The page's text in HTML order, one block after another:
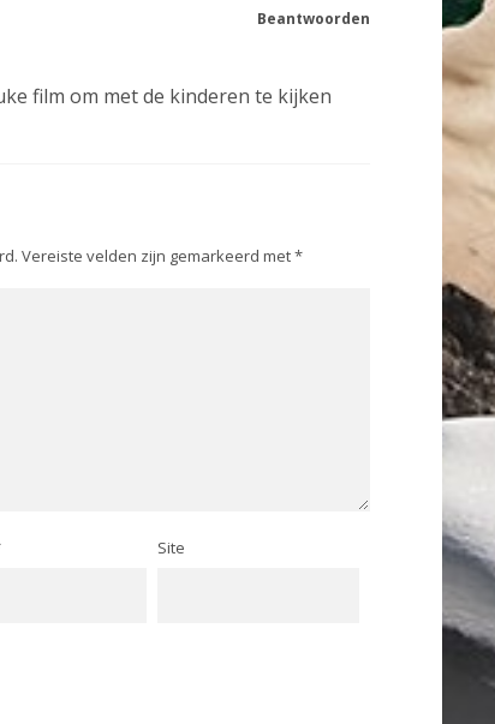
film om met de kinderen te kijken
Beantwoorden
Vereiste velden zijn gemarkeerd met*
Site